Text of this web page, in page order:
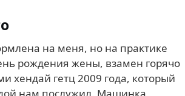
на меня, но на практике
рождения жены, взамен горячо
хендай гетц 2009 года, который